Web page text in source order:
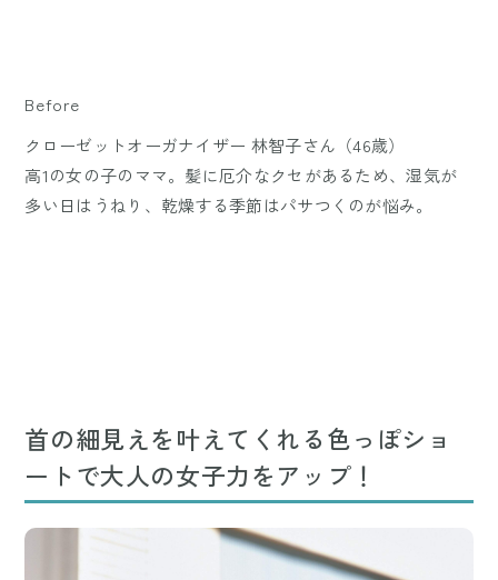
Before
クローゼットオーガナイザー 林智子さん（46歳）
高1の女の子のママ。髪に厄介なクセがあるため、湿気が
多い日はうねり、乾燥する季節はパサつくのが悩み。
首の細見えを叶えてくれる色っぽショ
ートで大人の女子力をアップ！